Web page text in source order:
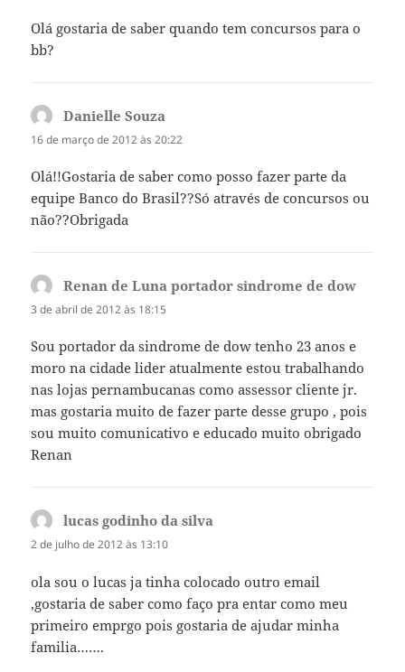
Olá gostaria de saber quando tem concursos para o
bb?
Danielle Souza
16 de março de 2012 às 20:22
Olá!!Gostaria de saber como posso fazer parte da
equipe Banco do Brasil??Só através de concursos ou
não??Obrigada
Renan de Luna portador sindrome de dow
3 de abril de 2012 às 18:15
Sou portador da sindrome de dow tenho 23 anos e
moro na cidade lider atualmente estou trabalhando
nas lojas pernambucanas como assessor cliente jr.
mas gostaria muito de fazer parte desse grupo , pois
sou muito comunicativo e educado muito obrigado
Renan
lucas godinho da silva
2 de julho de 2012 às 13:10
ola sou o lucas ja tinha colocado outro email
,gostaria de saber como faço pra entar como meu
primeiro emprgo pois gostaria de ajudar minha
familia…….